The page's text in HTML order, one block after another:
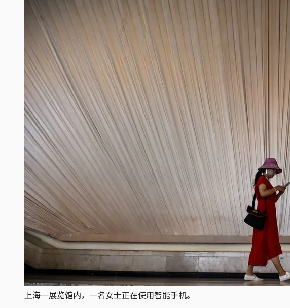
上海一展览馆内，一名女士正在使用智能手机。